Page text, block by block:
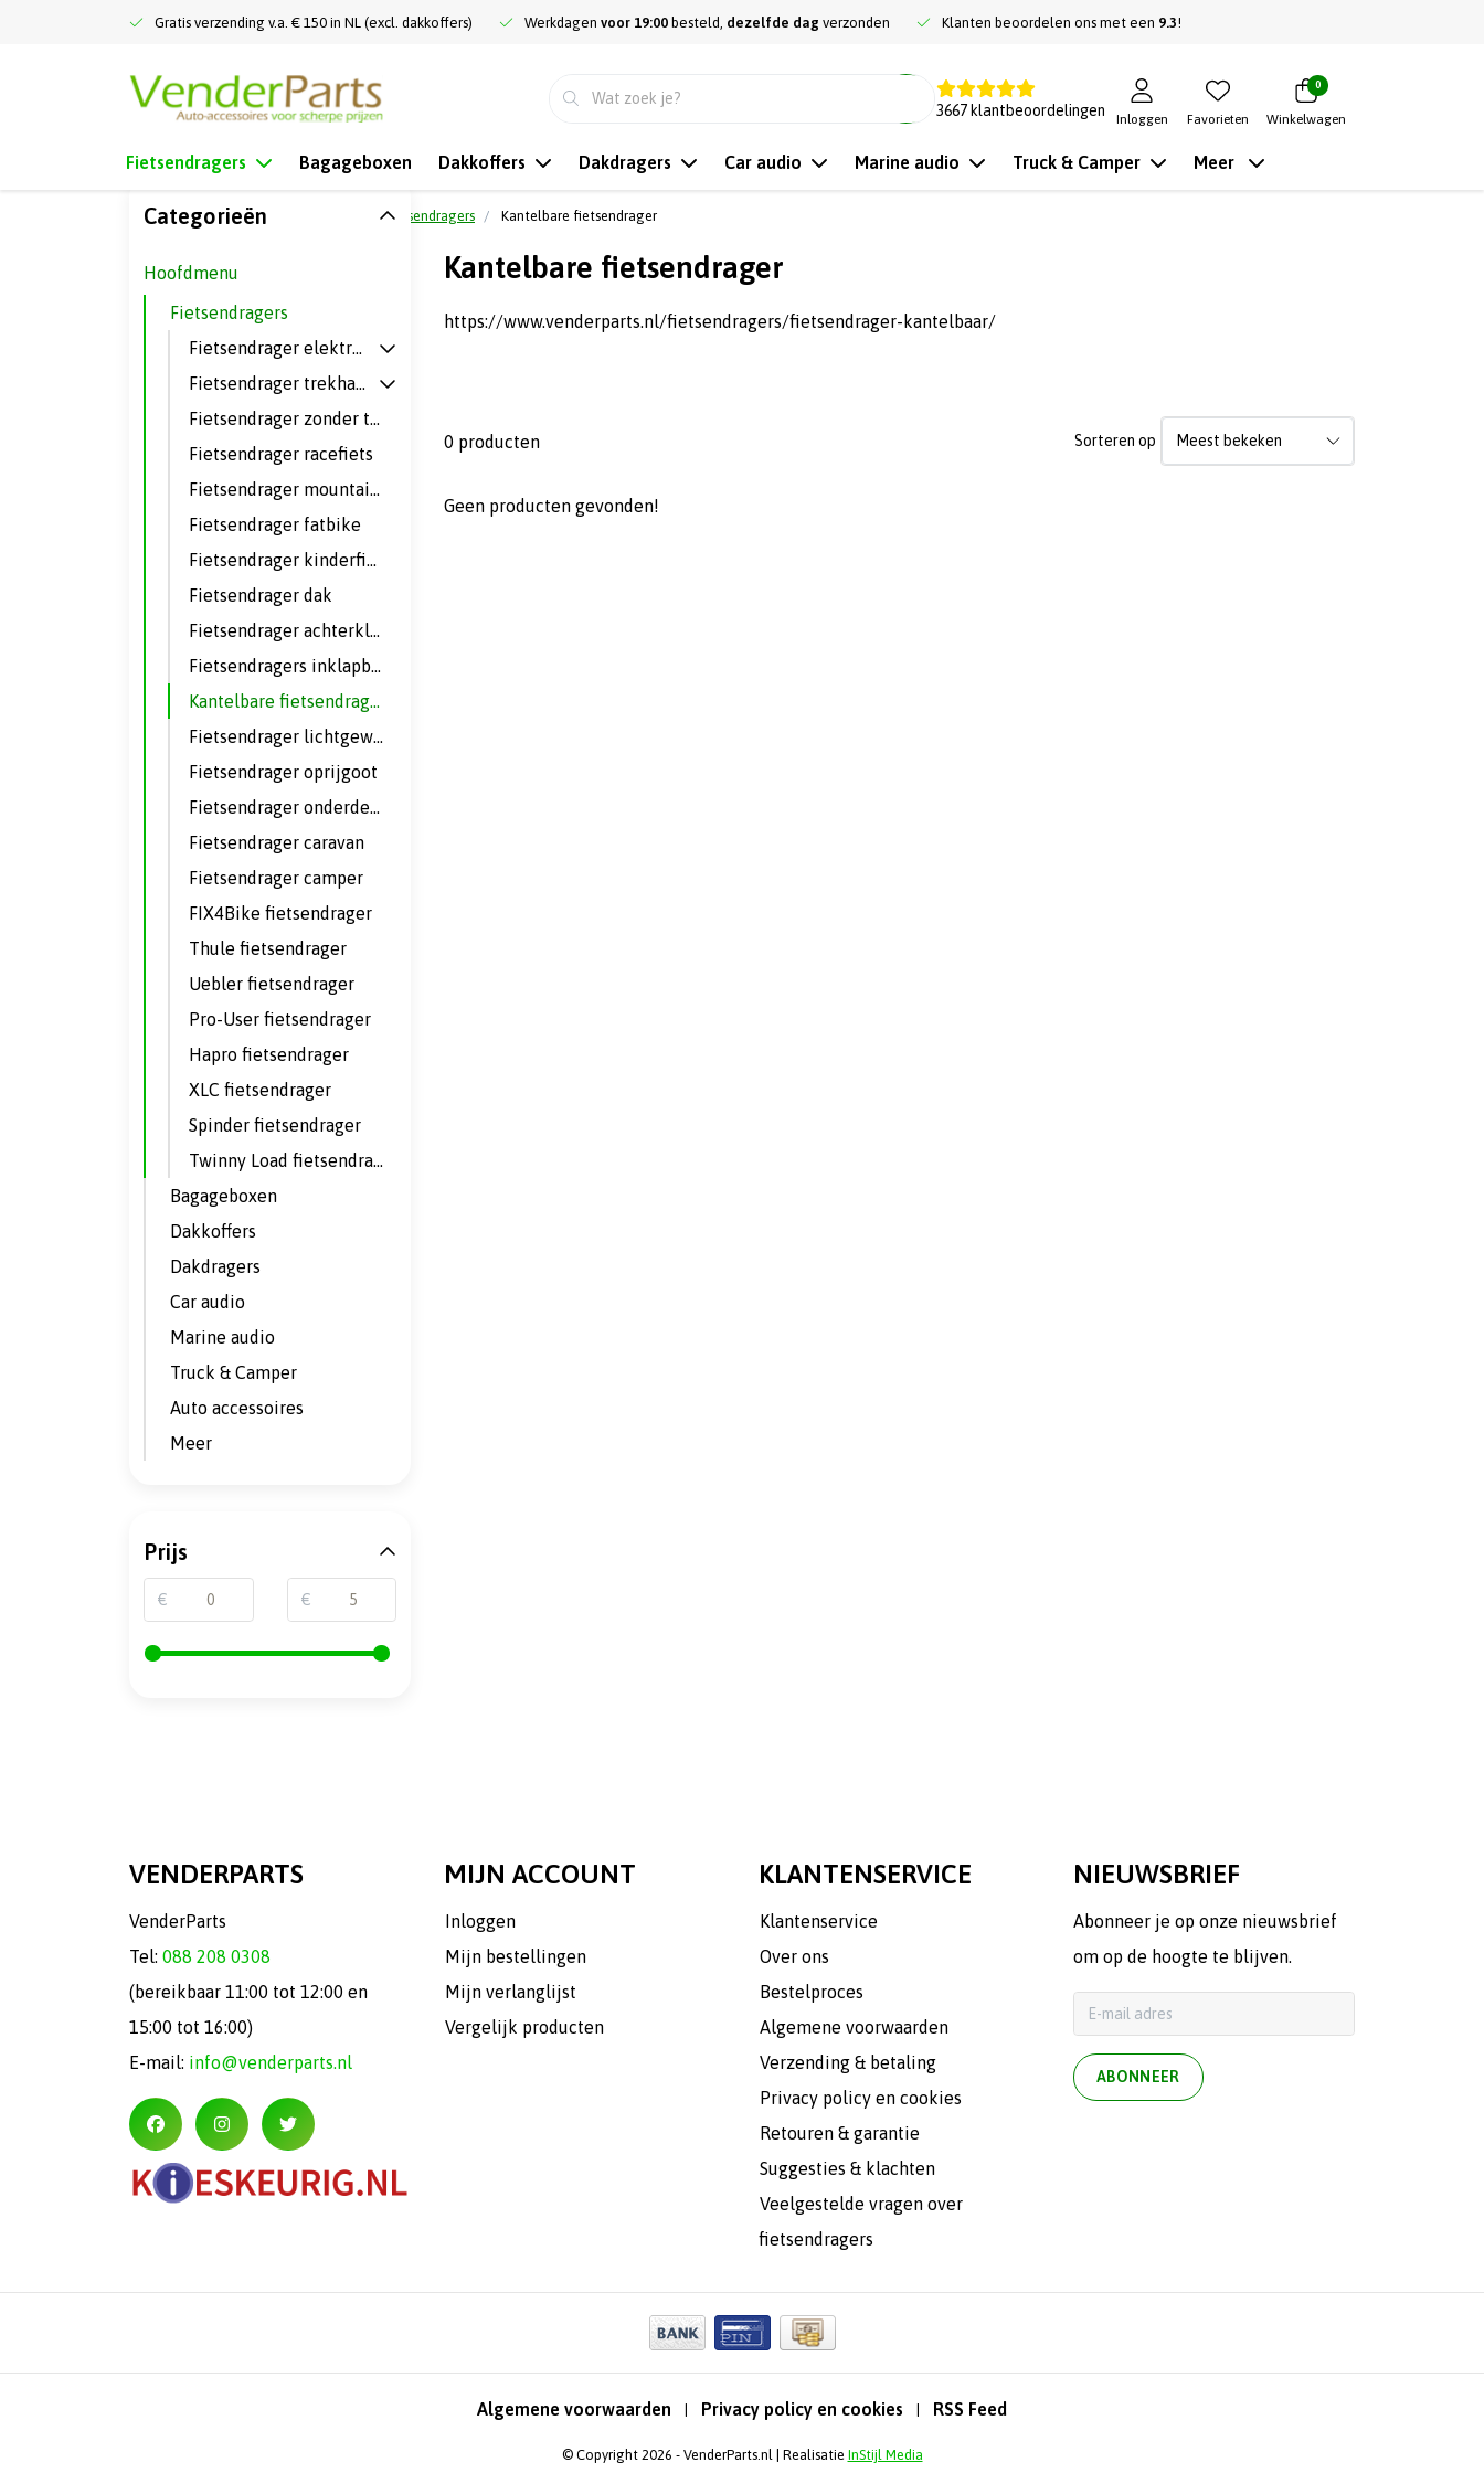
Gratis verzending v.a. € 150 in NL (excl. dakkoffers) Werkdagen voor 19:00 besteld, dezelfde dag verzonden Klanten beoordelen ons met een 9.3!
3667 klantbeoordelingen
Inloggen Favorieten
0
Winkelwagen
Fietsendragers Bagageboxen Dakkoffers Dakdragers Car audio Marine audio Truck & Camper Meer
Terug naar home Fietsendragers Kantelbare fietsendrager
Kantelbare fietsendrager
https://www.venderparts.nl/fietsendragers/fietsendrager-kantelbaar/
0 producten Sorteren op
Geen producten gevonden!
Categorieën
Hoofdmenu
Fietsendragers
Fietsendrager elektrische fietsen
Fietsendrager trekhaak
Fietsendrager zonder trekhaak
Fietsendrager racefiets
Fietsendrager mountainbike
Fietsendrager fatbike
Fietsendrager kinderfiets
Fietsendrager dak
Fietsendrager achterklep
Fietsendragers inklapbaar
Kantelbare fietsendrager
Fietsendrager lichtgewicht
Fietsendrager oprijgoot
Fietsendrager onderdelen
Fietsendrager caravan
Fietsendrager camper
FIX4Bike fietsendrager
Thule fietsendrager
Uebler fietsendrager
Pro-User fietsendrager
Hapro fietsendrager
XLC fietsendrager
Spinder fietsendrager
Twinny Load fietsendrager
Bagageboxen
Dakkoffers
Dakdragers
Car audio
Marine audio
Truck & Camper
Auto accessoires
Meer
Prijs
€ €
VENDERPARTS
VenderParts
Tel: 088 208 0308
(bereikbaar 11:00 tot 12:00 en
15:00 tot 16:00)
E-mail: info@venderparts.nl
MIJN ACCOUNT
Inloggen
Mijn bestellingen
Mijn verlanglijst
Vergelijk producten
KLANTENSERVICE
Klantenservice
Over ons
Bestelproces
Algemene voorwaarden
Verzending & betaling
Privacy policy en cookies
Retouren & garantie
Suggesties & klachten
Veelgestelde vragen over
fietsendragers
NIEUWSBRIEF
Abonneer je op onze nieuwsbrief
om op de hoogte te blijven.
ABONNEER
Algemene voorwaarden | Privacy policy en cookies | RSS Feed
© Copyright 2026 - VenderParts.nl | Realisatie InStijl Media